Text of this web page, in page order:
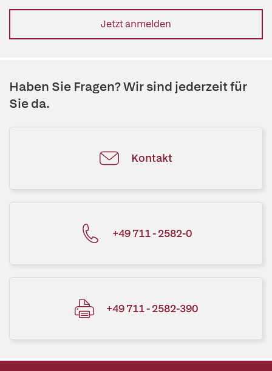
Jetzt anmelden
Haben Sie Fragen? Wir sind jederzeit für
Sie da.
Kontakt
+49 711 - 2582-0
+49 711 - 2582-390